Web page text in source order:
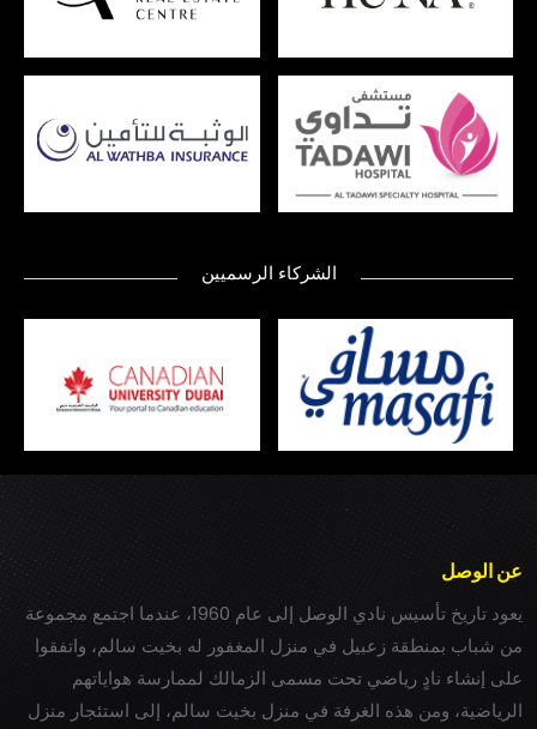
الشركاء الرسميين
عن الوصل
يعود تاريخ تأسيس نادي الوصل إلى عام 1960، عندما اجتمع مجموعة
من شباب بمنطقة زعبيل في منزل المغفور له بخيت سالم، واتفقوا
على إنشاء نادٍ رياضي تحت مسمى الزمالك لممارسة هواياتهم
الرياضية، ومن هذه الغرفة في منزل بخيت سالم، إلى استئجار منزل